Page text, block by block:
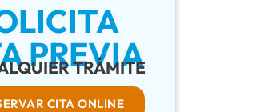
PREVIA
TRÁMITE
CITA ONLINE